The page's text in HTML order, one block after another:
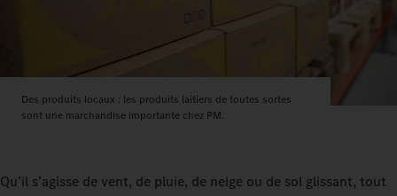
Des produits locaux : les produits laitiers de toutes sortes
sont une marchandise importante chez PM.
Qu’il s’agisse de vent, de pluie, de neige ou de sol glissant, tout